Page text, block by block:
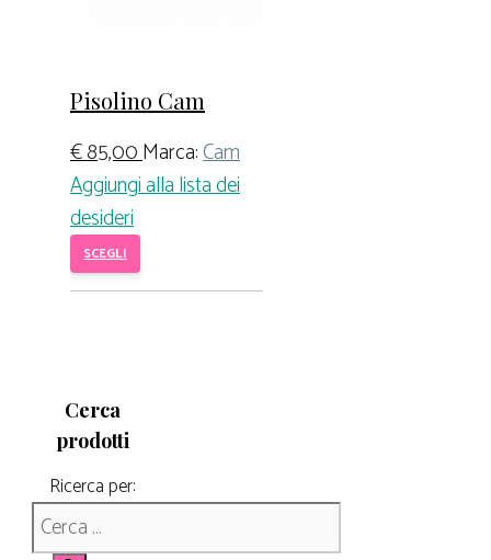
Pisolino Cam
€85,00Marca:Cam
Aggiungi alla lista dei
desideri
SCEGLI
Cerca
prodotti
Ricerca per: